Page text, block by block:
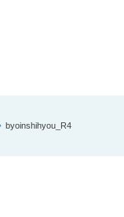
byoinshihyou_R4